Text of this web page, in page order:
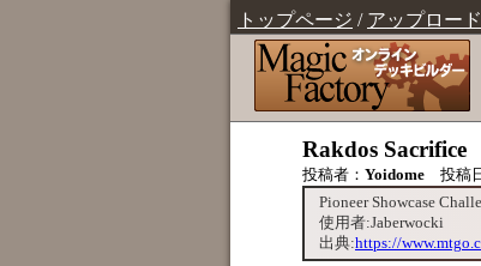
トップページ / アップロード
Rakdos Sacrifice
投稿者： Yoidome 投稿
Pioneer Showcase
使用者:Jaberwocki
出典:https://